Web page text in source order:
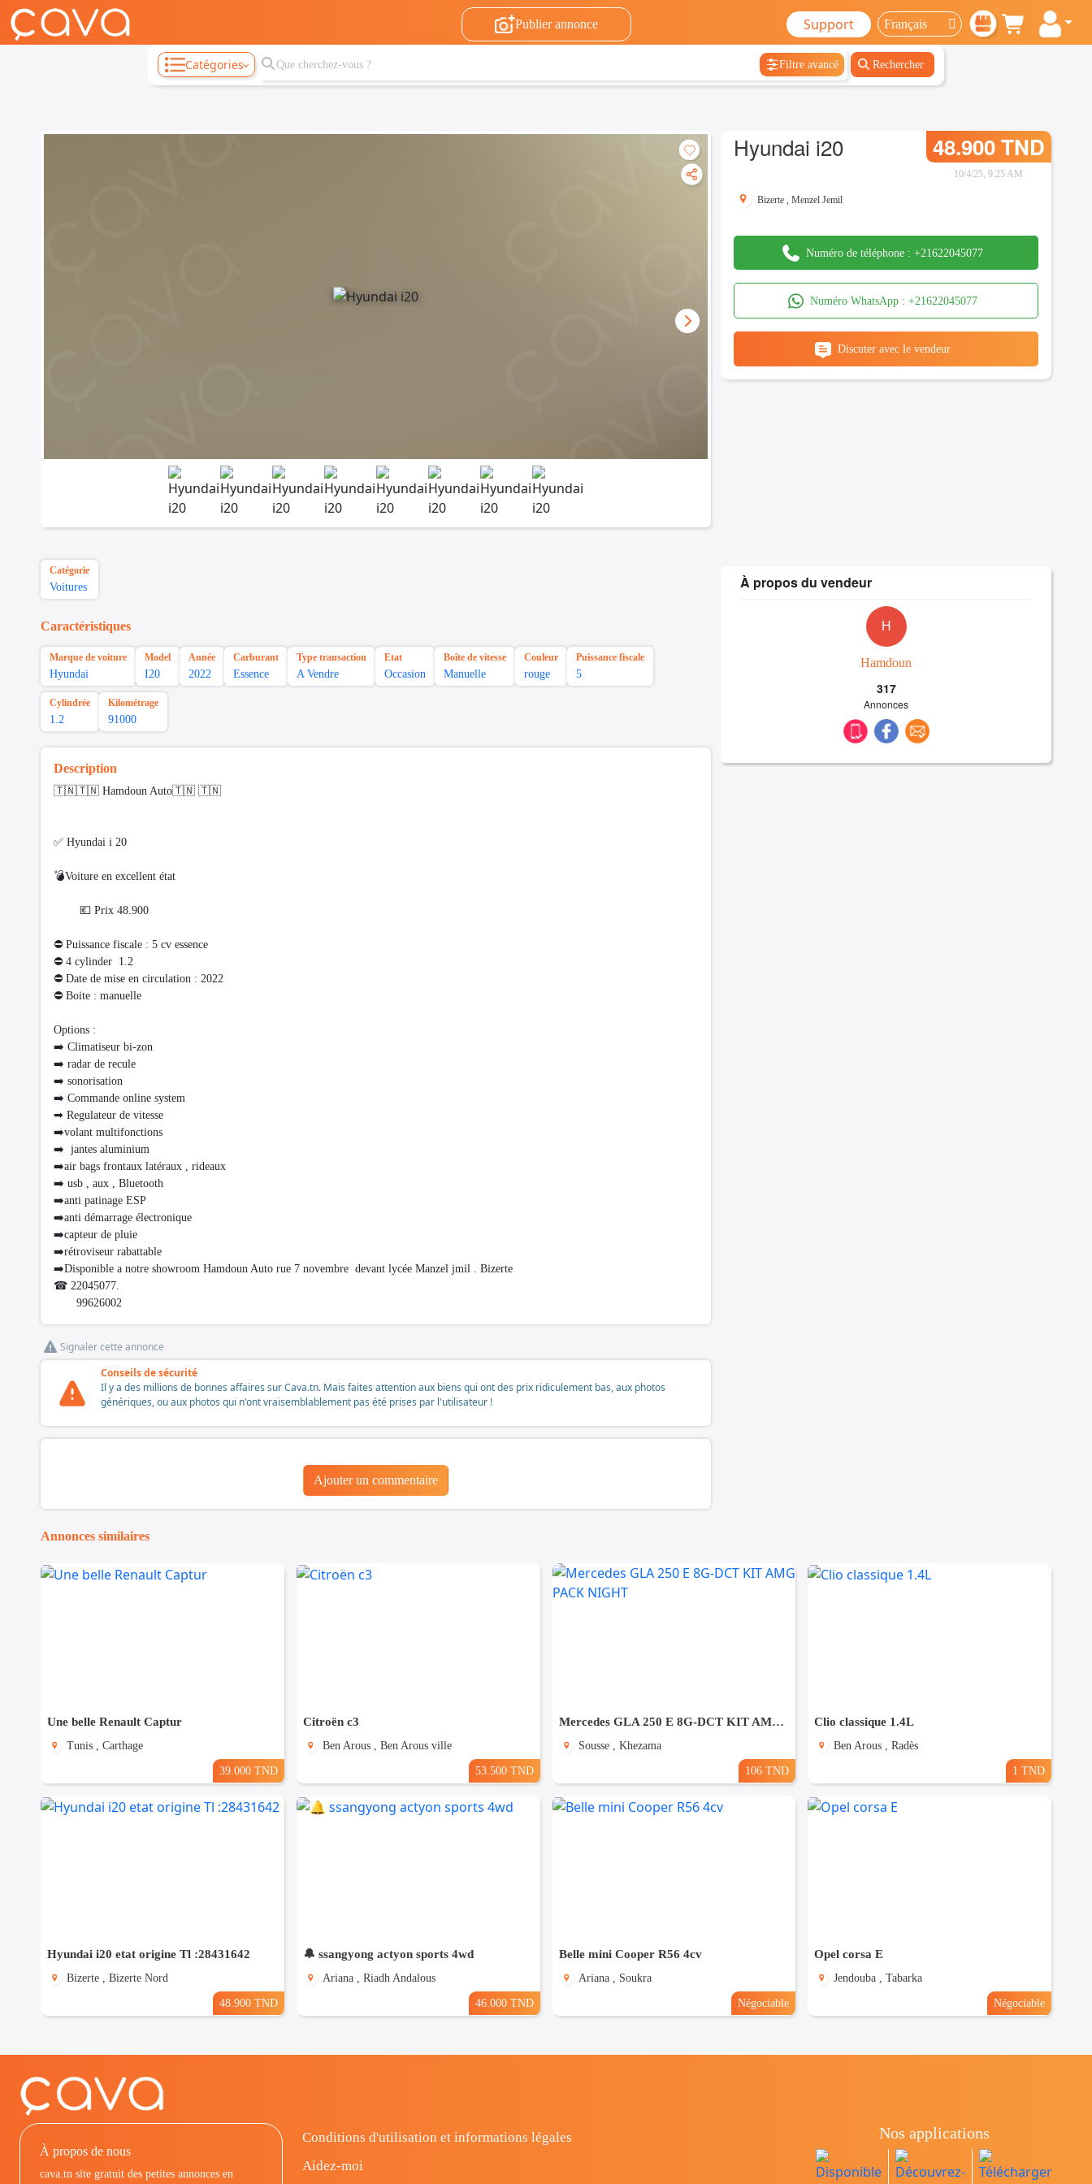
Publier annonce Support
Catégories Filtre avancé Rechercher
Hyundai i20 48.900 TND
10/4/25, 9:25 AM
Bizerte ,Menzel Jemil
Numéro de téléphone :+21622045077
Numéro WhatsApp : +21622045077
Discuter avec le vendeur
Catégorie
Voitures
Caractéristiques
Marque de voiture
Hyundai
Model
I20
Année
2022
Carburant
Essence
Type transaction
A Vendre
Etat
Occasion
Boîte de vitesse
Manuelle
Couleur
rouge
Puissance fiscale
5
Cylindrée
1.2
Kilométrage
91000
Description
🇹🇳🇹🇳 Hamdoun Auto🇹🇳 🇹🇳
✅ Hyundai i 20
💣Voiture en excellent état
💶 Prix 48.900
⛔ Puissance fiscale : 5 cv essence
⛔️ 4 cylinder 1.2
⛔ Date de mise en circulation : 2022
⛔ Boite : manuelle
Options :
➡️ Climatiseur bi-zon
➡️ radar de recule
➡️ sonorisation
➡️ Commande online system
➡ Regulateur de vitesse
➡️volant multifonctions
➡️ jantes aluminium
➡️air bags frontaux latéraux , rideaux
➡️ usb , aux , Bluetooth
➡️anti patinage ESP
➡️anti démarrage électronique
➡️capteur de pluie
➡️rétroviseur rabattable
➡️Disponible a notre showroom Hamdoun Auto rue 7 novembre devant lycée Manzel jmil . Bizerte
☎ 22045077.
99626002
Signaler cette annonce
Conseils de sécurité
Il y a des millions de bonnes affaires sur Cava.tn. Mais faites attention aux biens qui ont des prix ridiculement bas, aux photos
génériques, ou aux photos qui n'ont vraisemblablement pas été prises par l'utilisateur !
Ajouter un commentaire
À propos du vendeur
H
Hamdoun
317
Annonces
Annonces similaires
Une belle Renault Captur
Tunis , Carthage
39.000 TND
Citroën c3
Ben Arous , Ben Arous ville
53.500 TND
Mercedes GLA 250 E 8G-DCT KIT AMG PACK NIGHT
Sousse , Khezama
106 TND
Clio classique 1.4L
Ben Arous , Radès
1 TND
Hyundai i20 etat origine Tl :28431642
Bizerte , Bizerte Nord
48.900 TND
🔔 ssangyong actyon sports 4wd
Ariana , Riadh Andalous
46.000 TND
Belle mini Cooper R56 4cv
Ariana , Soukra
Négociable
Opel corsa E
Jendouba , Tabarka
Négociable
À propos de nous
cava.tn site gratuit des petites annonces en
Conditions d'utilisation et informations légales
Aidez-moi
Nos applications